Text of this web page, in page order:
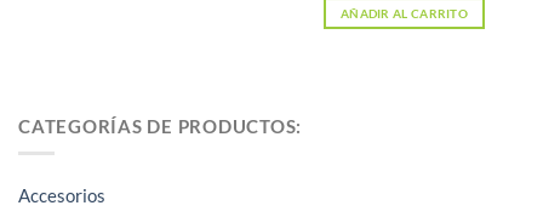
AÑADIR AL CARRITO
CATEGORÍAS DE PRODUCTOS:
Accesorios